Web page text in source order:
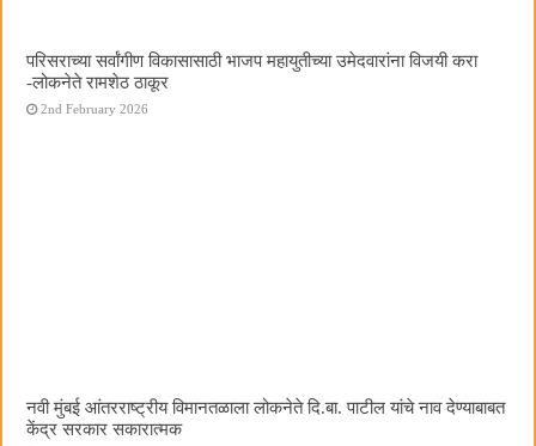
परिसराच्या सर्वांगीण विकासासाठी भाजप महायुतीच्या उमेदवारांना विजयी करा
-लोकनेते रामशेठ ठाकूर
2nd February 2026
नवी मुंबई आंतरराष्ट्रीय विमानतळाला लोकनेते दि.बा. पाटील यांचे नाव देण्याबाबत
केंद्र सरकार सकारात्मक